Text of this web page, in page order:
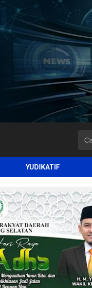
YUDIKATIF